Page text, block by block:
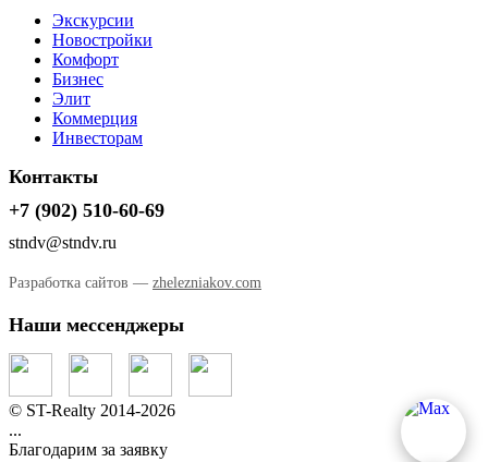
Экскурсии
Новостройки
Комфорт
Бизнес
Элит
Коммерция
Инвесторам
Контакты
+7 (902) 510-60-69
stndv@stndv.ru
Разработка сайтов — zhelezniakov.com
Наши мессенджеры
© ST-Realty 2014-2026
...
Благодарим за заявку